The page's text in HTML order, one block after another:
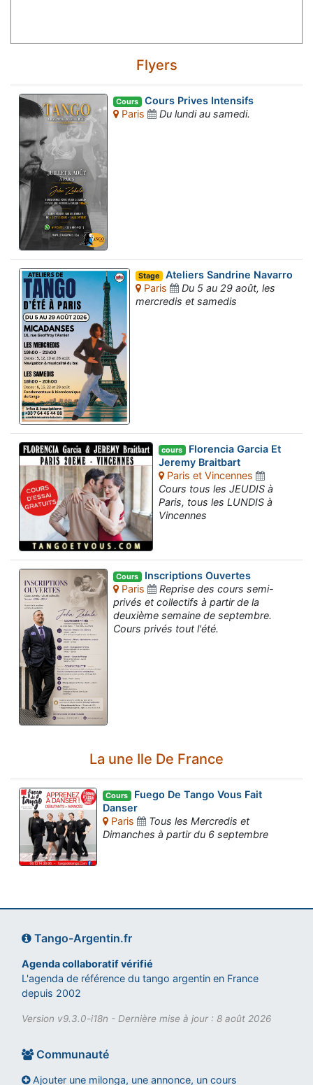
Flyers
Cours Cours Prives Intensifs
Paris
Du lundi au samedi.
Stage Ateliers Sandrine Navarro
Paris
Du 5 au 29 août, les
mercredis et samedis
cours Florencia Garcia Et
Jeremy Braitbart
Paris et Vincennes
Cours tous les JEUDIS à
Paris, tous les LUNDIS à
Vincennes
Cours Inscriptions Ouvertes
Paris
Reprise des cours semi-
privés et collectifs à partir de la
deuxième semaine de septembre.
Cours privés tout l'été.
La une Ile De France
Cours Fuego De Tango Vous Fait
Danser
Paris
Tous les Mercredis et
Dimanches à partir du 6 septembre
Tango-Argentin.fr
Agenda collaboratif vérifié
L'agenda de référence du tango argentin en France
depuis 2002
Version v9.3.0-i18n - Dernière mise à jour : 8 août 2026
Communauté
Ajouter une milonga, une annonce, un cours